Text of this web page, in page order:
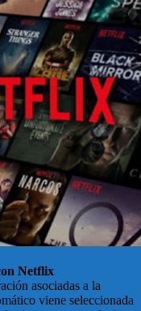
Netflix
asociadas a la
viene seleccionada